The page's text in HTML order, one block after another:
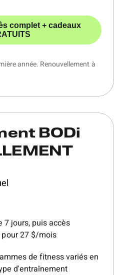
complet + cadeaux
année. Renouvellement à
BODi
7 jours, puis accès
pour 27 $/mois
de fitness variés en
d'entraînement